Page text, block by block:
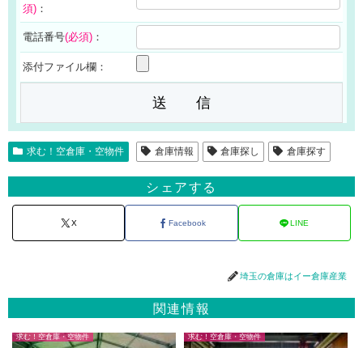
須) ：
電話番号(必須) ：
添付ファイル欄：
求む！空倉庫・空物件 倉庫情報 倉庫探し 倉庫探す
シェアする
X Facebook LINE
埼玉の倉庫はイー倉庫産業
関連情報
求む！空倉庫・空物件 求む！空倉庫・空物件